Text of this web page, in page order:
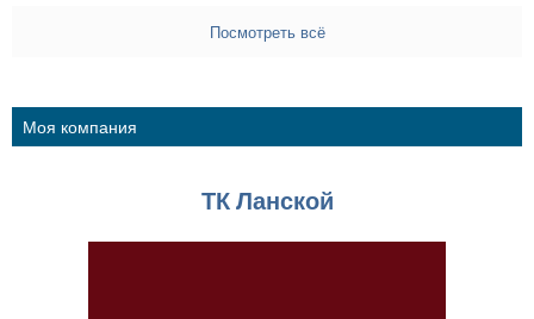
Посмотреть всё
Моя компания
ТК Ланской